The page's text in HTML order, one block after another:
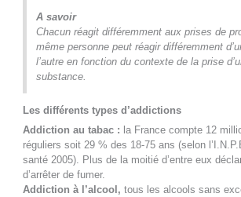
A savoir
Chacun réagit différemment aux prises de
même personne peut réagir différemment
l’autre en fonction du contexte de la prise
substance.
Les différents types d’addictions
Addiction au tabac : la France compte 12
réguliers soit 29 % des 18-75 ans (selon
santé 2005). Plus de la moitié d’entre eux
d’arrêter de fumer.
Addiction à l’alcool, tous les alcools sans